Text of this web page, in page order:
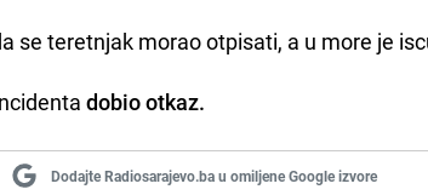
se teretnjak morao otpisati, a u more je
dobio otkaz.
Dodajte Radiosarajevo.ba u omiljene Google izvore